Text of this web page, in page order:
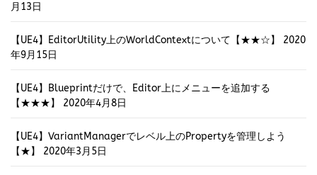
月13日
【UE4】EditorUtility上のWorldContextについて【★★☆】
2020
年9月15日
【UE4】Blueprintだけで、Editor上にメニューを追加する
【★★★】
2020年4月8日
【UE4】VariantManagerでレベル上のPropertyを管理しよう
【★】
2020年3月5日